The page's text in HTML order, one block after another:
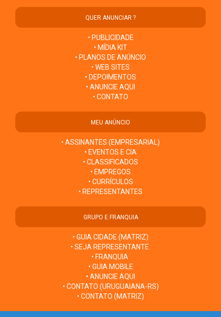
QUER ANUNCIAR ?
• PUBLICIDADE
• MÍDIA KIT
• PLANOS DE ANÚNCIO
• WEB SITES
• DEPOIMENTOS
• ANUNCIE AQUI
• CONTATO
MEU ANÚNCIO
• ASSINANTES (EMPRESARIAL)
• EVENTOS E CIA
• CLASSIFICADOS
• EMPREGOS
• CURRÍCULOS
• REPRESENTANTES
GRUPO E FRANQUIA
• GUIA CIDADE (MATRIZ)
• SEJA REPRESENTANTE
• FRANQUIA
• GUIA MOBILE
• ANUNCIE AQUI
• CONTATO (URUGUAIANA-RS)
• CONTATO (MATRIZ)